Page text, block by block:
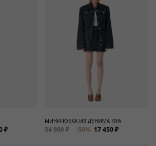
₽
МИНИ-ЮБКА ИЗ ДЕНИМА ISYA
34 900 ₽ -50% 17 450 ₽